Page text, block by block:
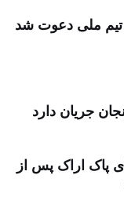
تیم ملی دعوت شد
جریان دارد
پاک اراک پس از